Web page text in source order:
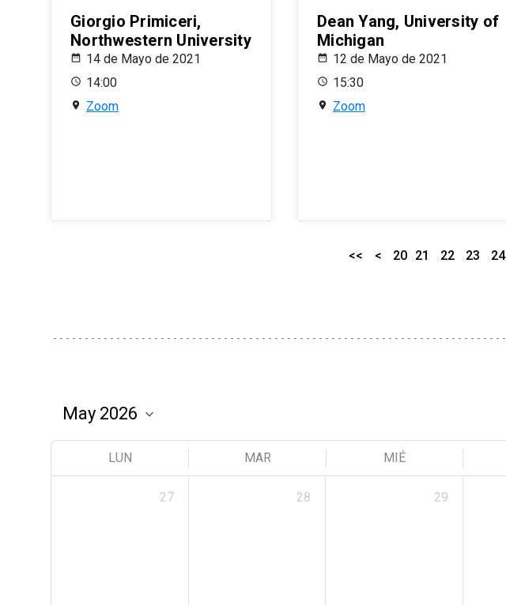
Giorgio Primiceri,
Northwestern University
14 de Mayo de 2021
14:00
Zoom
Dean Yang, University of
Michigan
12 de Mayo de 2021
15:30
Zoom
<< < 20 21 22 23 24
LUN MAR MIÉ
27 28 29